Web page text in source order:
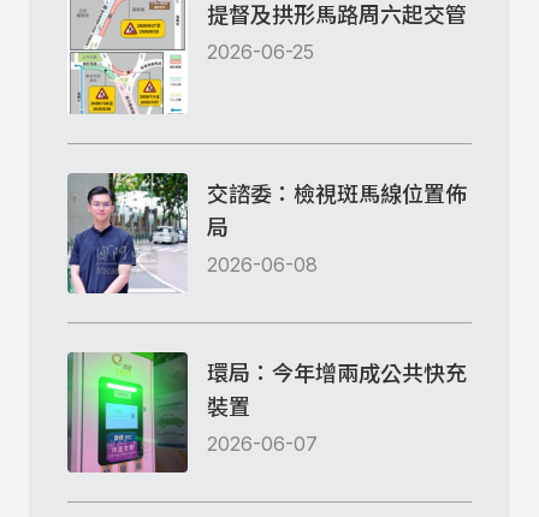
提督及拱形馬路周六起交管
2026-06-25
交諮委：檢視斑馬線位置佈
局
2026-06-08
環局：今年增兩成公共快充
裝置
2026-06-07